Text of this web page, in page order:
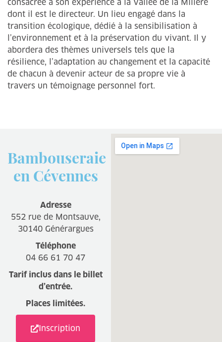
consacrée à son expérience à la Vallée de la Millère
dont il est le directeur. Un lieu engagé dans la
transition écologique, dédié à la sensibilisation à
l’environnement et à la préservation du vivant. Il y
abordera des thèmes universels tels que la
résilience, l’adaptation au changement et la capacité
de chacun à devenir acteur de sa propre vie à
travers un témoignage personnel fort.
Bambouseraie
en Cévennes
Adresse
552 rue de Montsauve,
30140 Générargues
Téléphone
04 66 61 70 47
Tarif inclus dans le billet
d’entrée.
Places limitées.
Inscription